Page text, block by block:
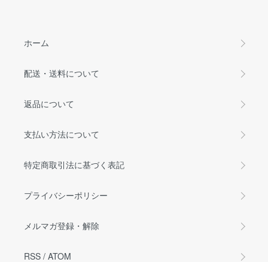
ホーム
配送・送料について
返品について
支払い方法について
特定商取引法に基づく表記
プライバシーポリシー
メルマガ登録・解除
RSS / ATOM